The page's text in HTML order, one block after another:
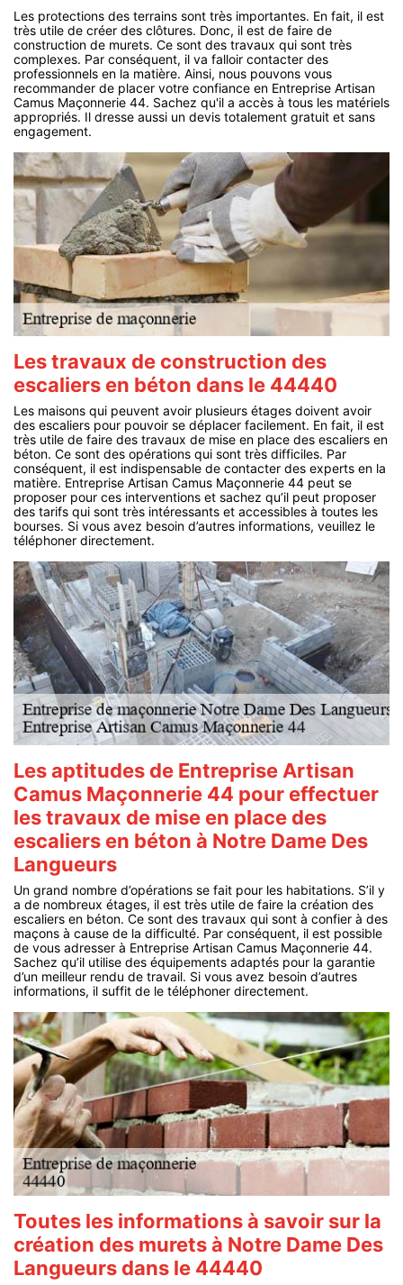
Les protections des terrains sont très importantes. En fait, il est
très utile de créer des clôtures. Donc, il est de faire de
construction de murets. Ce sont des travaux qui sont très
complexes. Par conséquent, il va falloir contacter des
professionnels en la matière. Ainsi, nous pouvons vous
recommander de placer votre confiance en Entreprise Artisan
Camus Maçonnerie 44. Sachez qu'il a accès à tous les matériels
appropriés. Il dresse aussi un devis totalement gratuit et sans
engagement.
Les travaux de construction des
escaliers en béton dans le 44440
Les maisons qui peuvent avoir plusieurs étages doivent avoir
des escaliers pour pouvoir se déplacer facilement. En fait, il est
très utile de faire des travaux de mise en place des escaliers en
béton. Ce sont des opérations qui sont très difficiles. Par
conséquent, il est indispensable de contacter des experts en la
matière. Entreprise Artisan Camus Maçonnerie 44 peut se
proposer pour ces interventions et sachez qu’il peut proposer
des tarifs qui sont très intéressants et accessibles à toutes les
bourses. Si vous avez besoin d’autres informations, veuillez le
téléphoner directement.
Les aptitudes de Entreprise Artisan
Camus Maçonnerie 44 pour effectuer
les travaux de mise en place des
escaliers en béton à Notre Dame Des
Langueurs
Un grand nombre d’opérations se fait pour les habitations. S’il y
a de nombreux étages, il est très utile de faire la création des
escaliers en béton. Ce sont des travaux qui sont à confier à des
maçons à cause de la difficulté. Par conséquent, il est possible
de vous adresser à Entreprise Artisan Camus Maçonnerie 44.
Sachez qu’il utilise des équipements adaptés pour la garantie
d’un meilleur rendu de travail. Si vous avez besoin d’autres
informations, il suffit de le téléphoner directement.
Toutes les informations à savoir sur la
création des murets à Notre Dame Des
Langueurs dans le 44440